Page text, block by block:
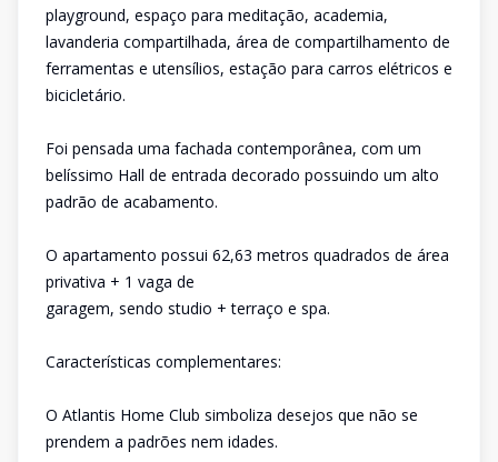
playground, espaço para meditação, academia,
lavanderia compartilhada, área de compartilhamento de
ferramentas e utensílios, estação para carros elétricos e
bicicletário.
Foi pensada uma fachada contemporânea, com um
belíssimo Hall de entrada decorado possuindo um alto
padrão de acabamento.
O apartamento possui 62,63 metros quadrados de área
privativa + 1 vaga de
garagem, sendo studio + terraço e spa.
Características complementares:
O Atlantis Home Club simboliza desejos que não se
prendem a padrões nem idades.